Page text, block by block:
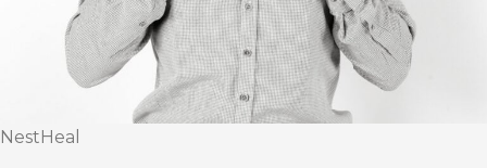
NestHeal